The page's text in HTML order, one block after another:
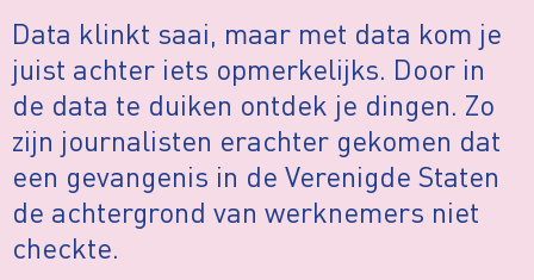
Data klinkt saai, maar met data kom je
juist achter iets opmerkelijks. Door in
de data te duiken ontdek je dingen. Zo
zijn journalisten erachter gekomen dat
een gevangenis in de Verenigde Staten
de achtergrond van werknemers niet
checkte.